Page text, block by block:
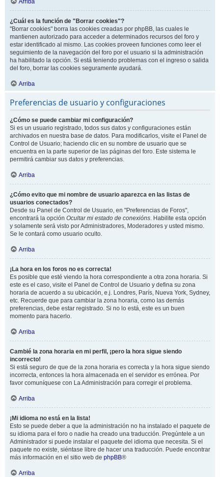
Arriba
¿Cuál es la función de "Borrar cookies"?
"Borrar cookies" borra las cookies creadas por phpBB, las cuales le
mantienen autorizado para acceder a determinados recursos del foro y
estar identificado al mismo. Las cookies proveen funciones como leer el
seguimiento de la navegación del foro por el usuario si la administración
ha habilitado la opción. Si está teniendo problemas con el ingreso o salida
del foro, borrar las cookies seguramente ayudará.
Arriba
Preferencias de usuario y configuraciones
¿Cómo se puede cambiar mi configuración?
Si es un usuario registrado, todos sus datos y configuraciones están
archivados en nuestra base de datos. Para modificarlos, visite el Panel de
Control de Usuario; haciendo clic en su nombre de usuario que se
encuentra en la parte superior de las páginas del foro. Este sistema le
permitirá cambiar sus datos y preferencias.
Arriba
¿Cómo evito que mi nombre de usuario aparezca en las listas de
usuarios conectados?
Desde su Panel de Control de Usuario, en "Preferencias de Foros",
encontrará la opción Ocultar mi estado de conexións. Habilite esta opción
y solamente será visto por Administradores, Moderadores y usted mismo.
Se le contará como usuario oculto.
Arriba
¡La hora en los foros no es correcta!
Es posible que esté viendo la hora correspondiente a otra zona horaria. Si
este es el caso, visite el Panel de Control de Usuario y defina su zona
horaria de acuerdo a su ubicación, e.j. Londres, París, Nueva York, Sydney,
etc. Recuerde que para cambiar la zona horaria, como las demás
preferencias, debe estar registrado. Si no lo está, este es un buen
momento para hacerlo.
Arriba
Cambié la zona horaria en mi perfil, ¡pero la hora sigue siendo
incorrecto!
Si está seguro de que de la zona horaria es correcta y la hora sigue siendo
incorrecta, entonces la hora almacenada en el servidor es errónea. Por
favor comuníquese con La Administración para corregir el problema.
Arriba
¡Mi idioma no está en la lista!
Esto se puede deber a que la administración no ha instalado el paquete de
su idioma para el foro o nadie ha creado una traducción. Pregúntele a un
Administrador si puede instalar el paquete del idioma que necesita. Si el
paquete no existe, siéntase libre de hacer una traducción. Puede encontrar
más información en el sitio web de phpBB®
Arriba